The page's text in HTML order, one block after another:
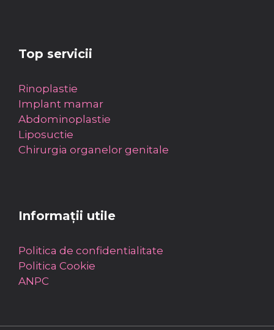
Top servicii
Rinoplastie
Implant mamar
Abdominoplastie
Liposuctie
Chirurgia organelor genitale
Informații utile
Politica de confidentialitate
Politica Cookie
ANPC